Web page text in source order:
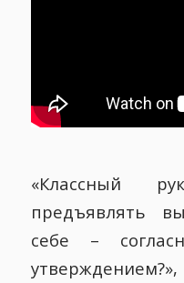
«Классный
предъявлять
себе –